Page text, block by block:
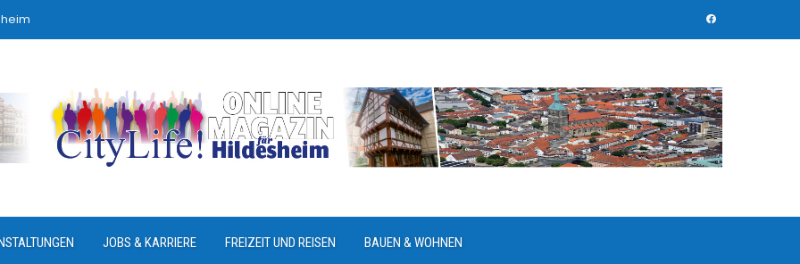
JOBS & KARRIERE FREIZEIT UND REISEN BAUEN & WOHNEN